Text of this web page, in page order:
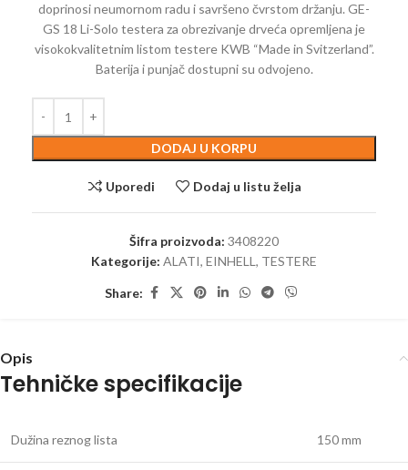
doprinosi neumornom radu i savršeno čvrstom držanju. GE-
GS 18 Li-Solo testera za obrezivanje drveća opremljena je
visokokvalitetnim listom testere KWB “Made in Svitzerland”.
Baterija i punjač dostupni su odvojeno.
DODAJ U KORPU
Uporedi Dodaj u listu želja
Šifra proizvoda: 3408220
Kategorije: ALATI, EINHELL , TESTERE
Share:
Opis
Tehničke specifikacije
Dužina reznog lista 150 mm